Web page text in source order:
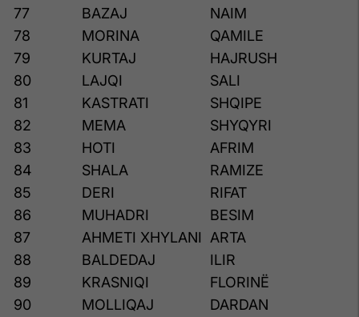
77
BAZAJ
NAIM
78
MORINA
QAMILE
79
KURTAJ
HAJRUSH
80
LAJQI
SALI
81
KASTRATI
SHQIPE
82
MEMA
SHYQYRI
83
HOTI
AFRIM
84
SHALA
RAMIZE
85
DERI
RIFAT
86
MUHADRI
BESIM
87
AHMETI XHYLANI
ARTA
88
BALDEDAJ
ILIR
89
KRASNIQI
FLORINË
90
MOLLIQAJ
DARDAN